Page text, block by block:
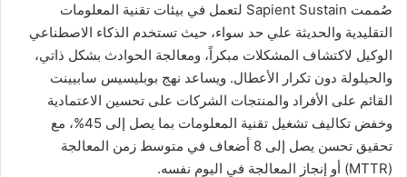
صُممت Sapient Sustain لتعمل في بيئات تقنية المعلومات
التقليدية والحديثة علي حد سواء، حيث تستخدم الذكاء الاصطناعي
الوكيل لاكتشاف المشكلات مبكراً، ومعالجة الحوادث بشكل ذاتي،
والحيلولة دون تكرار الأعطال. ويساعد نهج بوبليسيس سابيينت
القائم على الأفراد والمنتجات الشركات على تحسين الاعتمادية
وخفض تكاليف تشغيل تقنية المعلومات بما يصل إلى 45%، مع
تحقيق تحسن يصل إلى 8 أضعاف في متوسط زمن المعالجة
(MTTR) أو إنجاز المعالجة في اليوم نفسه.